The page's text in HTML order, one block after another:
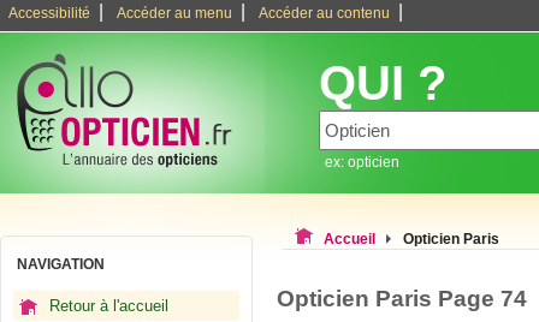
Accessibilité Accéder au menu Accéder au contenu
QUI ?
ex: opticien
NAVIGATION
Retour à l'accueil
Accueil Opticien Paris
Opticien Paris Page 74